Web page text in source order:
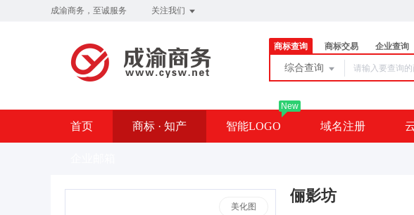
成渝商务，至诚服务 关注我们
商标查询 商标交易 企业查询
综合查询
首页 商标 · 知产 智能LOGO
New
域名注册
美化图
俪影坊